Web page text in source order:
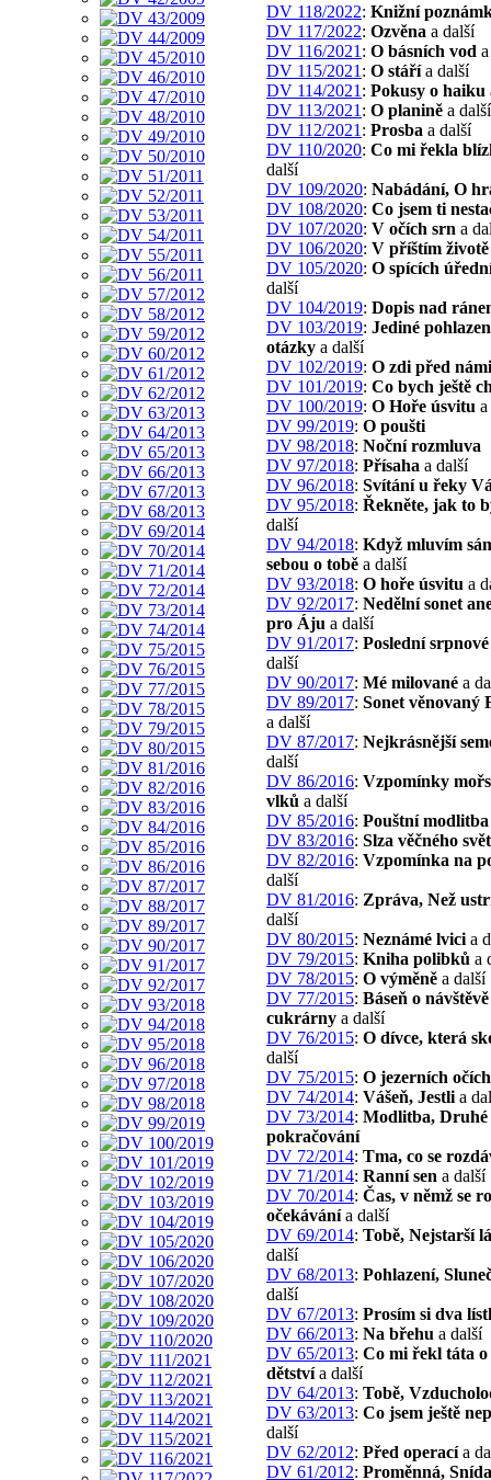
DV 118/2022: Knižní
DV 117/2022: Ozvěna a další
DV 116/2021 : O básních vod
DV 115/2021 : O stářía další
DV 114/2021 : Pokusy o haiku
DV 113/2021 : O planině a další
DV 112/2021 : Prosba a další
DV 110/2020: Co mi řekla
další
DV 109/2020: Nabádání, O
DV 108/2020: Co jsem ti
DV 107/2020: V očích srn a
DV 106/2020: V příštím životě
DV 105/2020: O spících
další
DV 104/2019: Dopis nad
DV 103/2019: Jediné
otázky a další
DV 102/2019: O zdi před námi
DV 101/2019: Co bych ještě
DV 100/2019: O Hoře úsvitu
DV 99/2019: O poušti
DV 98/2018: Noční rozmluva
DV 97/2018: Přísaha a další
DV 96/2018: Svítání u řeky
DV 95/2018: Řekněte, jak to
další
DV 94/2018: Když mluvím
sebou o tobě a další
DV 93/2018: O hoře úsvitu a
DV 92/2017: Nedělní sonet
pro Áju a další
DV 91/2017: Poslední srpnové
další
DV 90/2017: Mé milované a
DV 89/2017: Sonet věnovaný
a další
DV 87/2017: Nejkrásnější
další
DV 86/2016: Vzpomínky
vlků a další
DV 85/2016: Pouštní modlitba
DV 83/2016: Slza věčného
DV 82/2016: Vzpomínka na
další
DV 81/2016: Zpráva, Než
další
DV 80/2015: Neznámé lvici a
DV 79/2015: Kniha polibků a
DV 78/2015: O výměně a další
DV 77/2015: Báseň o návštěvě
cukrárny a další
DV 76/2015: O dívce, která
další
DV 75/2015: O jezerních očích
DV 74/2014: Vášeň, Jestli a
DV 73/2014: Modlitba, Druhé
pokračování
DV 72/2014: Tma, co se
DV 71/2014: Ranní sen a další
DV 70/2014: Čas, v němž se
očekávánía další
DV 69/2014: Tobě, Nejstarší
další
DV 68/2013: Pohlazení,
další
DV 67/2013: Prosím si dva
DV 66/2013: Na břehu a další
DV 65/2013: Co mi řekl táta o
dětstvía další
DV 64/2013: Tobě,
DV 63/2013: Co jsem ještě
další
DV 62/2012: Před operacía
DV 61/2012: Proměnná,